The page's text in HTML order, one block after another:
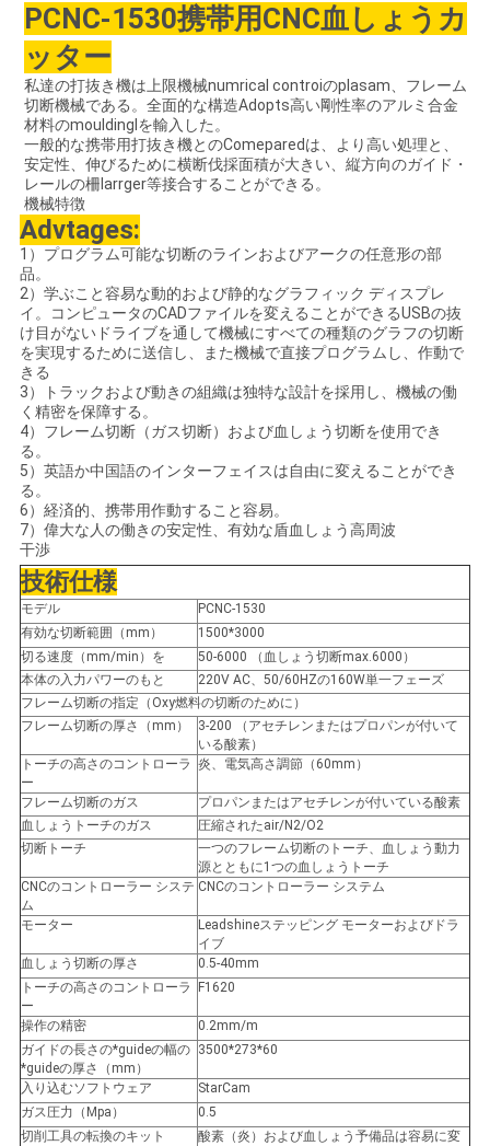
を
要
求
し
な
さ
い
地
図
プ
ラ
イ
バ
シ
ー
規
約
PCNC-1530携帯用CNC血しょうカ
ッター
私達の打抜き機は上限機械numrical controiのplasam、フレーム
切断機械である。全面的な構造Adopts高い剛性率のアルミ合金
材料のmouldinglを輸入した。
一般的な携帯用打抜き機とのComeparedは、より高い処理と、
安定性、伸びるために横断伐採面積が大きい、縦方向のガイド・
レールの柵larrger等接合することができる。
機械特徴
Advtages:
1）プログラム可能な切断のラインおよびアークの任意形の部
品。
2）学ぶこと容易な動的および静的なグラフィック ディスプレ
イ。コンピュータのCADファイルを変えることができるUSBの抜
け目がないドライブを通して機械にすべての種類のグラフの切断
を実現するために送信し、また機械で直接プログラムし、作動で
きる
3）トラックおよび動きの組織は独特な設計を採用し、機械の働
く精密を保障する。
4）フレーム切断（ガス切断）および血しょう切断を使用でき
る。
5）英語か中国語のインターフェイスは自由に変えることができ
る。
6）経済的、携帯用作動すること容易。
7）偉大な人の働きの安定性、有効な盾血しょう高周波
干渉
技術仕様
モデル
PCNC-1530
有効な切断範囲（mm）
1500*3000
切る速度（mm/min）を
50-6000 （血しょう切断max.6000）
本体の入力パワーのもと
220V AC、50/60HZの160W単一フェーズ
フレーム切断の指定（Oxy燃料の切断のために）
フレーム切断の厚さ（mm）
3-200 （アセチレンまたはプロパンが付いて
いる酸素）
トーチの高さのコントローラ
ー
炎、電気高さ調節（60mm）
フレーム切断のガス
プロパンまたはアセチレンが付いている酸素
血しょうトーチのガス
圧縮されたair/N2/O2
切断トーチ
一つのフレーム切断のトーチ、血しょう動力
源とともに1つの血しょうトーチ
CNCのコントローラー システ
ム
CNCのコントローラー システム
モーター
Leadshineステッピング モーターおよびドラ
イブ
血しょう切断の厚さ
0.5-40mm
トーチの高さのコントローラ
ー
F1620
操作の精密
0.2mm/m
ガイドの長さの*guideの幅の
*guideの厚さ（mm）
3500*273*60
入り込むソフトウェア
StarCam
ガス圧力（Mpa）
0.5
切削工具の転換のキット
酸素（炎）および血しょう予備品は容易に変